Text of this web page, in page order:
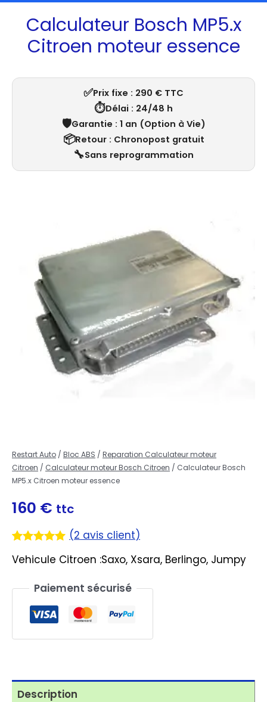
Calculateur Bosch MP5.x
Citroen moteur essence
✅Prix fixe : 290 € TTC
⏱️Délai : 24/48 h
🛡️Garantie : 1 an (Option à Vie)
📦Retour : Chronopost gratuit
🔧Sans reprogrammation
Restart Auto / Bloc ABS / Reparation Calculateur moteur
Citroen / Calculateur moteur Bosch Citroen / Calculateur Bosch
MP5.x Citroen moteur essence
160 € ttc
sur 5
client
(2 avis client)
Vehicule Citroen :Saxo, Xsara, Berlingo, Jumpy
Paiement sécurisé
Description